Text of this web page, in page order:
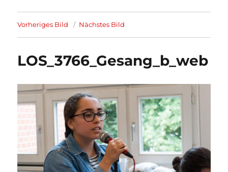
Vorheriges Bild Nächstes Bild
LOS_3766_Gesang_b_web